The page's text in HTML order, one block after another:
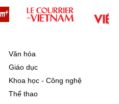
Văn hóa
Giáo dục
Khoa học - Công nghệ
Thể thao